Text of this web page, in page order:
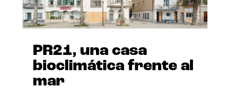
PR21, una casa
bioclimática frente al
mar